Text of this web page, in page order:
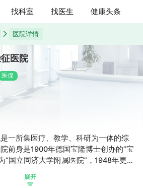
找科室 找医生 健康头条
医院详情
征医院
医保
一所集医疗、教学、科研为一体的综
前身是1900年德国宝隆博士创办的“宝
“国立同济大学附属医院”，1948年更名
外科医院”；1958年9月，列编为“第二
展开